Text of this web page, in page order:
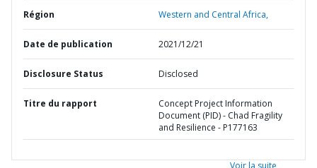
Région Western and Central Africa,
Date de publication 2021/12/21
Disclosure Status Disclosed
Titre du rapport
Concept Project Information
Document (PID) - Chad Fragility
and Resilience - P177163
Voir la suite